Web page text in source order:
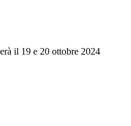
il 19 e 20 ottobre 2024